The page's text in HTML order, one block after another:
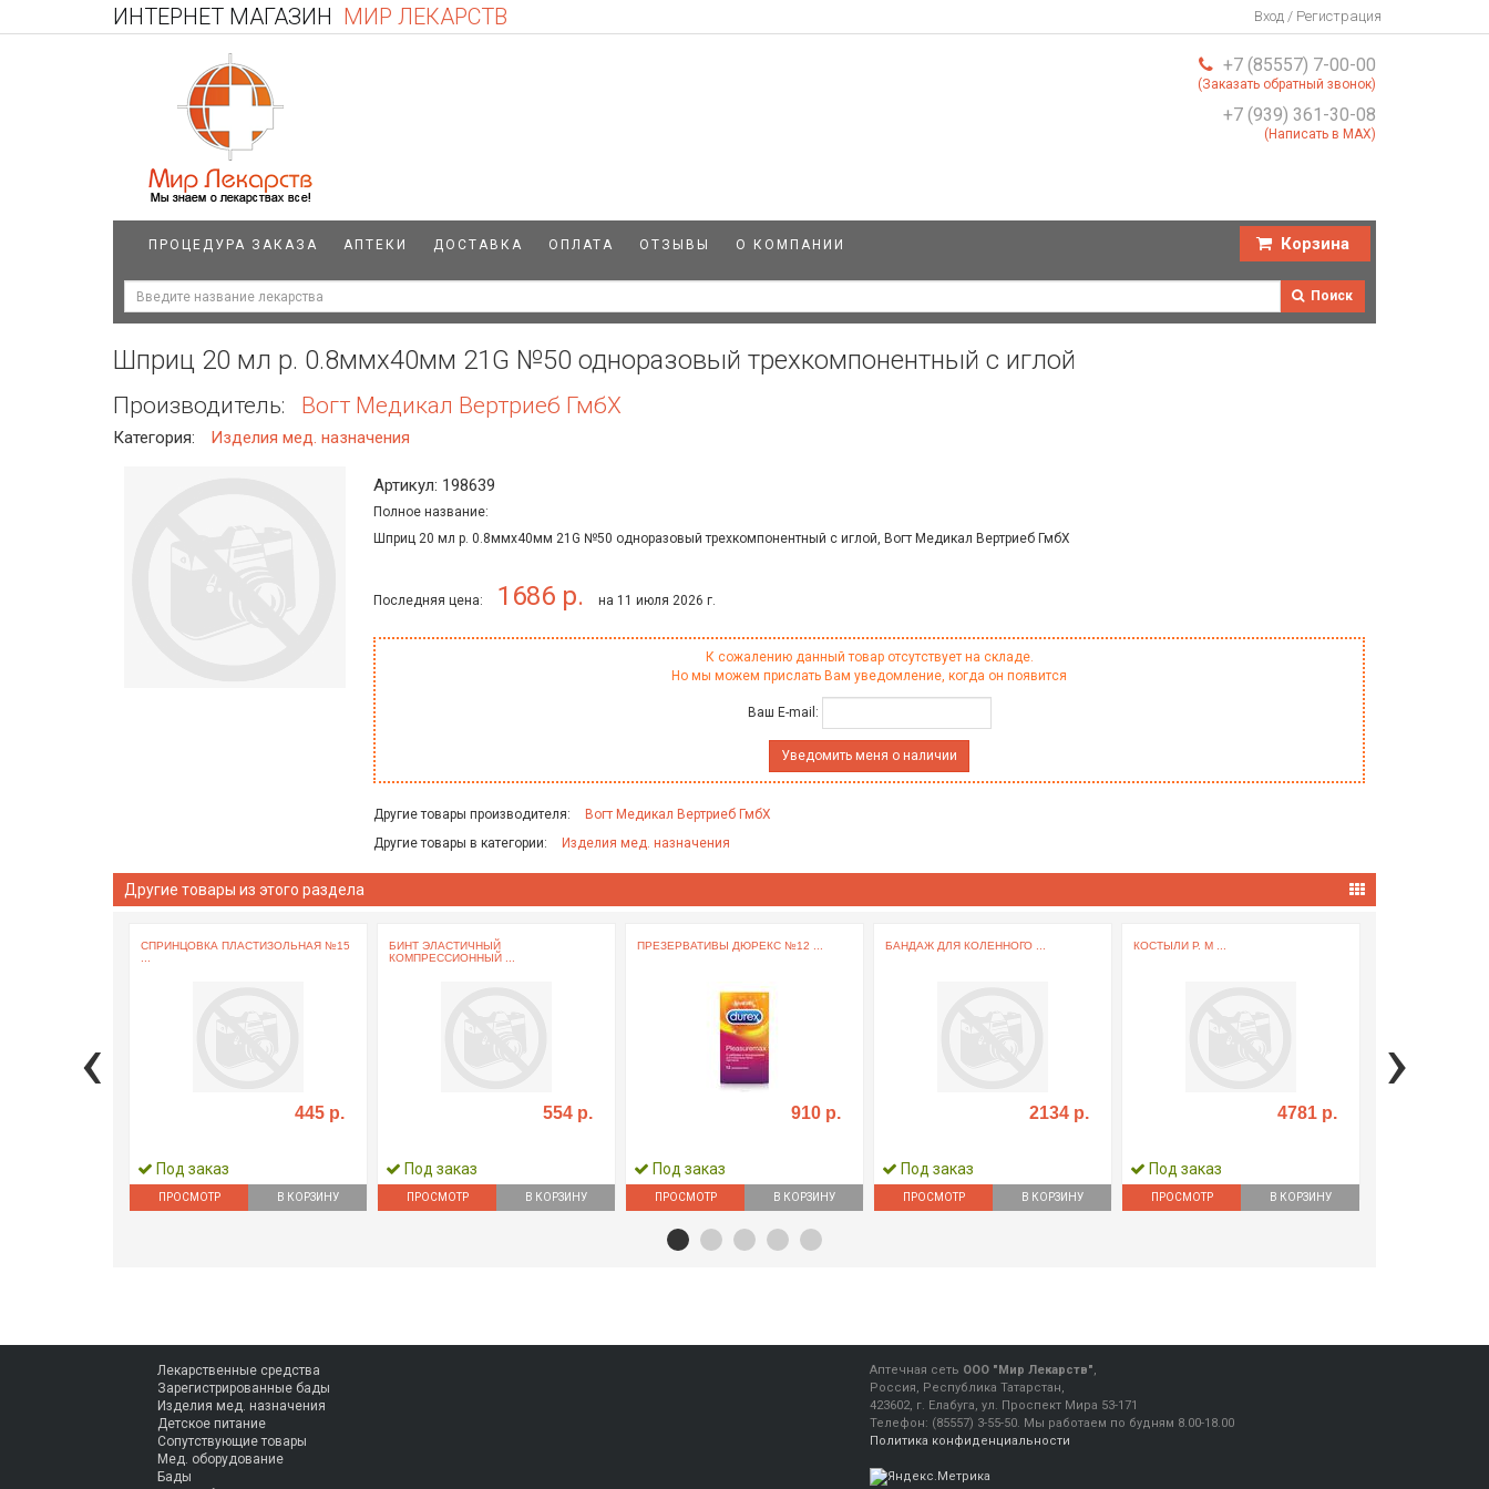
ИНТЕРНЕТ МАГАЗИН МИР ЛЕКАРСТВ Вход / Регистрация
+7 (85557) 7-00-00
(Заказать обратный звонок)
+7 (939) 361-30-08
(Написать в MAX)
ПРОЦЕДУРА ЗАКАЗА АПТЕКИ ДОСТАВКА ОПЛАТА ОТЗЫВЫ О КОМПАНИИ Корзина
Поиск
Шприц 20 мл р. 0.8ммх40мм 21G №50 одноразовый трехкомпонентный с иглой
Производитель: Вогт Медикал Вертриеб ГмбХ
Категория: Изделия мед. назначения
Артикул: 198639
Полное название:
Шприц 20 мл р. 0.8ммх40мм 21G №50 одноразовый трехкомпонентный с иглой, Вогт Медикал Вертриеб ГмбХ
Последняя цена: 1686 р. на 11 июля 2026 г.
К сожалению данный товар отсутствует на складе.
Но мы можем прислать Вам уведомление, когда он появится
Ваш E-mail:
Уведомить меня о наличии
Другие товары производителя:
Вогт Медикал Вертриеб ГмбХ
Другие товары в категории:
Изделия мед. назначения
Другие товары из этого раздела
СПРИНЦОВКА ПЛАСТИЗОЛЬНАЯ №15
445 р.
Под заказ
ПРОСМОТР В КОРЗИНУ
БИНТ ЭЛАСТИЧНЫЙ
КОМПРЕССИОННЫЙ ...
554 р.
Под заказ
ПРОСМОТР В КОРЗИНУ
ПРЕЗЕРВАТИВЫ ДЮРЕКС №12 ...
910 р.
Под заказ
ПРОСМОТР В КОРЗИНУ
БАНДАЖ ДЛЯ КОЛЕННОГО ...
2134 р.
Под заказ
ПРОСМОТР В КОРЗИНУ
КОСТЫЛИ Р. M ...
4781 р.
Под заказ
ПРОСМОТР В КОРЗИНУ
‹ ›
Лекарственные средства
Зарегистрированные бады
Изделия мед. назначения
Детское питание
Сопутствующие товары
Мед. оборудование
Бады
Аптечная сеть ООО "Мир Лекарств",
Россия, Республика Татарстан,
423602, г. Елабуга, ул. Проспект Мира 53-171
Телефон: (85557) 3-55-50. Мы работаем по будням 8.00-18.00
Политика конфиденциальности